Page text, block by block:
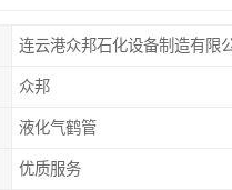
连云港众邦石化设备制造有限
众邦
液化气鹤管
优质服务